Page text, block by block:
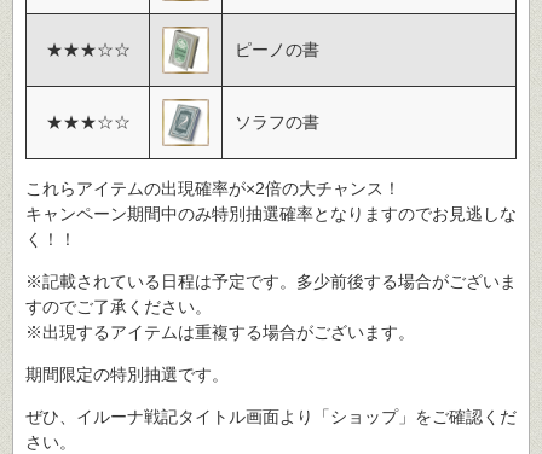
★★★☆☆ ピーノの書
★★★☆☆ ソラフの書
これらアイテムの出現確率が×2倍の大チャンス！
キャンペーン期間中のみ特別抽選確率となりますのでお見逃しな
く！！
※記載されている日程は予定です。多少前後する場合がございま
すのでご了承ください。
※出現するアイテムは重複する場合がございます。
期間限定の特別抽選です。
ぜひ、イルーナ戦記タイトル画面より「ショップ」をご確認くだ
さい。